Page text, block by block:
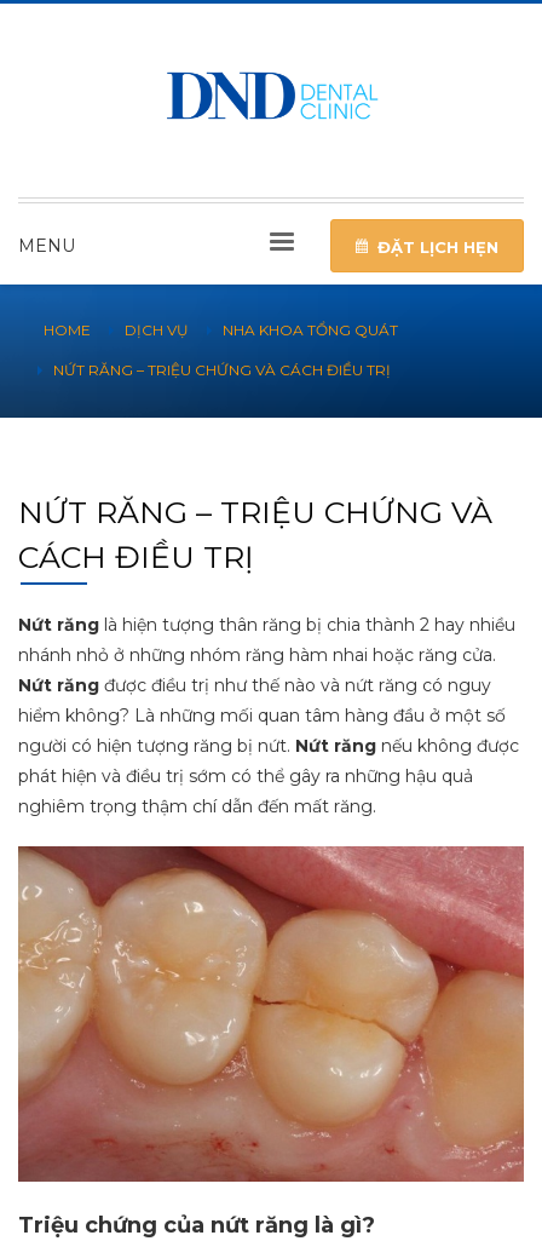
MENU ĐẶT LỊCH HẸN
HOME DỊCH VỤ NHA KHOA TỔNG QUÁT
NỨT RĂNG – TRIỆU CHỨNG VÀ CÁCH ĐIỀU TRỊ
NỨT RĂNG – TRIỆU CHỨNG VÀ
CÁCH ĐIỀU TRỊ
Nứt răng là hiện tượng thân răng bị chia thành 2 hay nhiều
nhánh nhỏ ở những nhóm răng hàm nhai hoặc răng cửa.
Nứt răng được điều trị như thế nào và nứt răng có nguy
hiểm không? Là những mối quan tâm hàng đầu ở một số
người có hiện tượng răng bị nứt. Nứt răng nếu không được
phát hiện và điều trị sớm có thể gây ra những hậu quả
nghiêm trọng thậm chí dẫn đến mất răng.
Triệu chứng của nứt răng là gì?